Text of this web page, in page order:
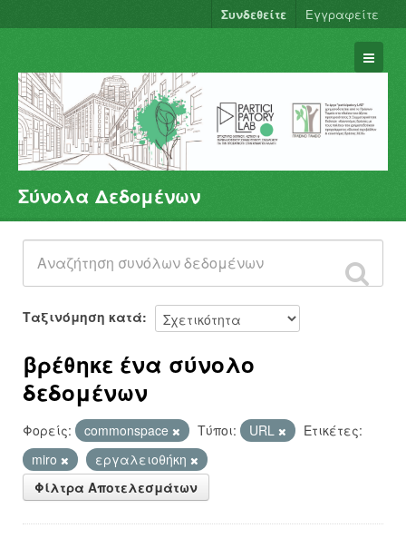
Συνδεθείτε Εγγραφείτε
Σύνολα Δεδομένων
Φορείς
Ομάδες
Σχετικά
Σύνολα Δεδομένων
Ταξινόμηση κατά
βρέθηκε ένα σύνολο
δεδομένων
Φορείς: commonspace Τύποι: URL
Ετικέτες:
miro
εργαλειοθήκη
Φίλτρα Αποτελεσμάτων